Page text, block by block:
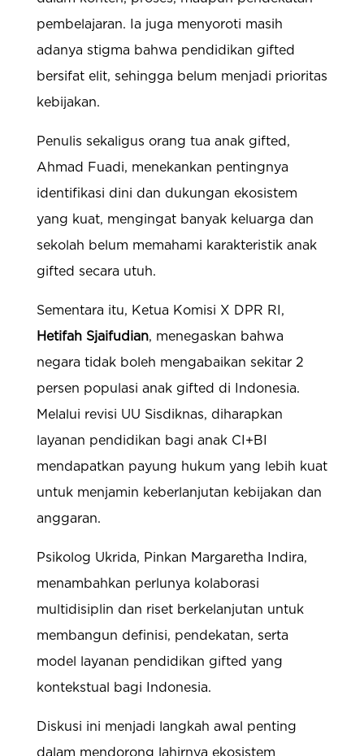
pembelajaran. Ia juga menyoroti masih
adanya stigma bahwa pendidikan gifted
bersifat elit, sehingga belum menjadi prioritas
kebijakan.
Penulis sekaligus orang tua anak gifted,
Ahmad Fuadi, menekankan pentingnya
identifikasi dini dan dukungan ekosistem
yang kuat, mengingat banyak keluarga dan
sekolah belum memahami karakteristik anak
gifted secara utuh.
Sementara itu, Ketua Komisi X DPR RI,
Hetifah Sjaifudian, menegaskan bahwa
negara tidak boleh mengabaikan sekitar 2
persen populasi anak gifted di Indonesia.
Melalui revisi UU Sisdiknas, diharapkan
layanan pendidikan bagi anak CI+BI
mendapatkan payung hukum yang lebih kuat
untuk menjamin keberlanjutan kebijakan dan
anggaran.
Psikolog Ukrida, Pinkan Margaretha Indira,
menambahkan perlunya kolaborasi
multidisiplin dan riset berkelanjutan untuk
membangun definisi, pendekatan, serta
model layanan pendidikan gifted yang
kontekstual bagi Indonesia.
Diskusi ini menjadi langkah awal penting
dalam mendorong lahirnya ekosistem